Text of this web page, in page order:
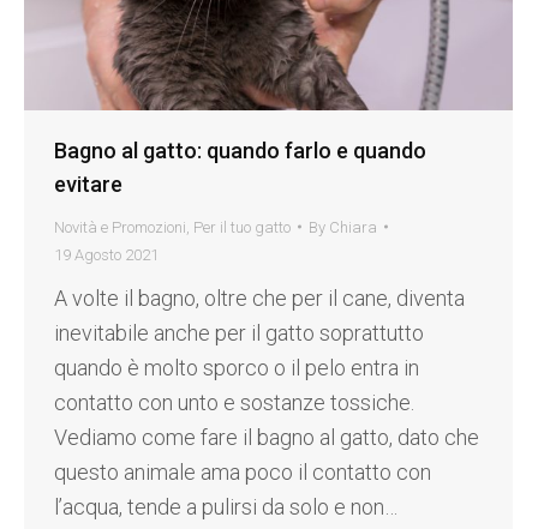
Bagno al gatto: quando farlo e quando
evitare
Novità e Promozioni Per il tuo gatto By Chiara
19 Agosto 2021
A volte il bagno, oltre che per il cane, diventa
inevitabile anche per il gatto soprattutto
quando è molto sporco o il pelo entra in
contatto con unto e sostanze tossiche.
Vediamo come fare il bagno al gatto, dato che
questo animale ama poco il contatto con
l’acqua, tende a pulirsi da solo e non…